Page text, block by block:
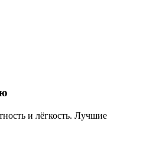
и лёгкость. Лучшие